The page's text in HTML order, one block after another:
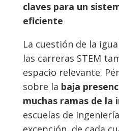
claves para un
eficiente
La cuestión de la
las carreras STEM
espacio relevante.
sobre la baja
muchas ramas de la
escuelas de